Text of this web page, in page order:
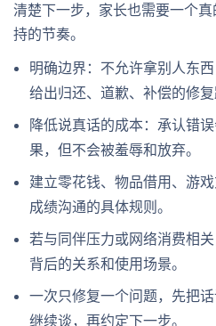
清楚下一步，家长也需要一个真
持的节奏。
明确边界：不允许拿别人东
给出归还、道歉、补偿的修复
降低说真话的成本：承认错
果，但不会被羞辱和放弃。
建立零花钱、物品借用、游
成绩沟通的具体规则。
若与同伴压力或网络消费相
背后的关系和使用场景。
一次只修复一个问题，先把
继续谈，再约定下一步。